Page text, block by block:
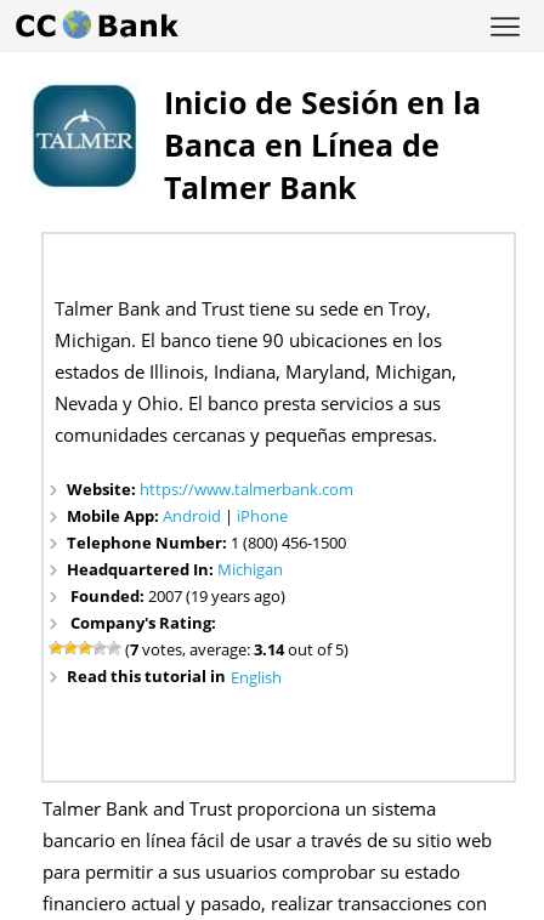
Inicio de Sesión en la
Banca en Línea de
Talmer Bank
Talmer Bank and Trust tiene su sede en Troy,
Michigan. El banco tiene 90 ubicaciones en los
estados de Illinois, Indiana, Maryland, Michigan,
Nevada y Ohio. El banco presta servicios a sus
comunidades cercanas y pequeñas empresas.
Website: https://www.talmerbank.com
Mobile App:Android | iPhone
Telephone Number: 1 (800) 456-1500
Headquartered In: Michigan
Founded:2007 (19 years ago)
Company's Rating:
(7votes, average:3.14out of 5)
English
Read this tutorial in
Talmer Bank and Trust proporciona un sistema
bancario en línea fácil de usar a través de su sitio web
para permitir a sus usuarios comprobar su estado
financiero actual y pasado, realizar transacciones con